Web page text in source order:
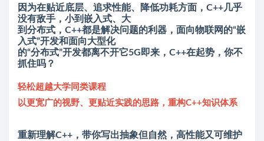
因为在贴近底层、追求性能、降低功耗方面，C++几乎
没有敌手，小到嵌入式、大
到分布式，C++都是解决问题的利器，面向物联网的“嵌
入式”开发和面向大型化
的“分布式”开发都离不开它5G即来，C++在起势，你不
抓住吗？
轻松超越大学同类课程
以更宽广的视野、更贴近实践的思路，重构C++知识体系
重新理解C++，带你写出抽象但自然，高性能又可维护